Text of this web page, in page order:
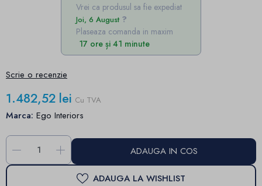
Vrei ca produsul sa fie expediat
Joi, 6 August
Plaseaza comanda in maxim
17 ore și 41 minute
Scrie o recenzie
1.482,52 lei Cu TVA
Marca: Ego Interiors
- + ADAUGA IN COS
ADAUGA LA WISHLIST